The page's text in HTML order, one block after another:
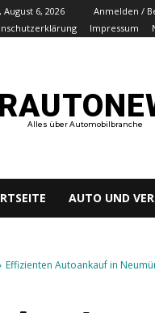
6, 2026
Anmelden /
Impressum
Alles über Automobilbranche
AUTO UND
Effizienten Autoankauf in